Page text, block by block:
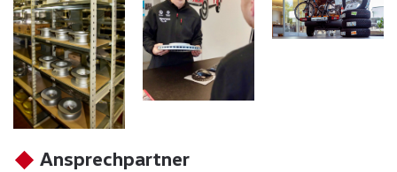
Ansprechpartner